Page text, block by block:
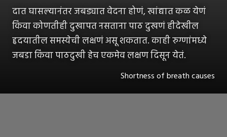
दात घासल्यानंतर जबड्यात वेदना होणं, खांद्यात कळ येणं
किंवा कोणतीही दुखापत नसताना पाठ दुखणं हीदेखील
हृदयातील समस्येची लक्षणं असू शकतात. काही रुग्णांमध्ये
जबडा किंवा पाठदुखी हेच एकमेव लक्षण दिसून येतं.
Shortness of breath causes